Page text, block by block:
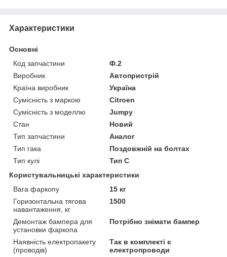
Характеристики
Основні
Код запчастини
Ф.2
Виробник
Автопристрій
Країна виробник
Україна
Сумісність з маркою
Citroen
Сумісність з моделлю
Jumpy
Стан
Новий
Тип запчастини
Аналог
Тип гака
Поздовжній на болтах
Тип кулі
Тип C
Користувальницькі характеристики
Вага фаркопу
15 кг
Горизонтальна тягова
навантаження, кг
1500
Демонтаж бампера для
установки фаркопа
Потрібно знімати бампер
Наявність електропакету
(проводів)
Так в комплекті є
електропроводи